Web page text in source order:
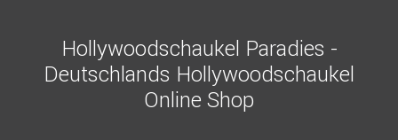
Hollywoodschaukel Paradies -
Deutschlands Hollywoodschaukel
Online Shop